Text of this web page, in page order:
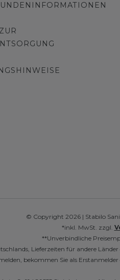
© Copyright 2026 | Stabilo
*inkl. MwSt. zzgl.
**Unverbindliche
Lieferzeiten für andere
bekommen Sie als